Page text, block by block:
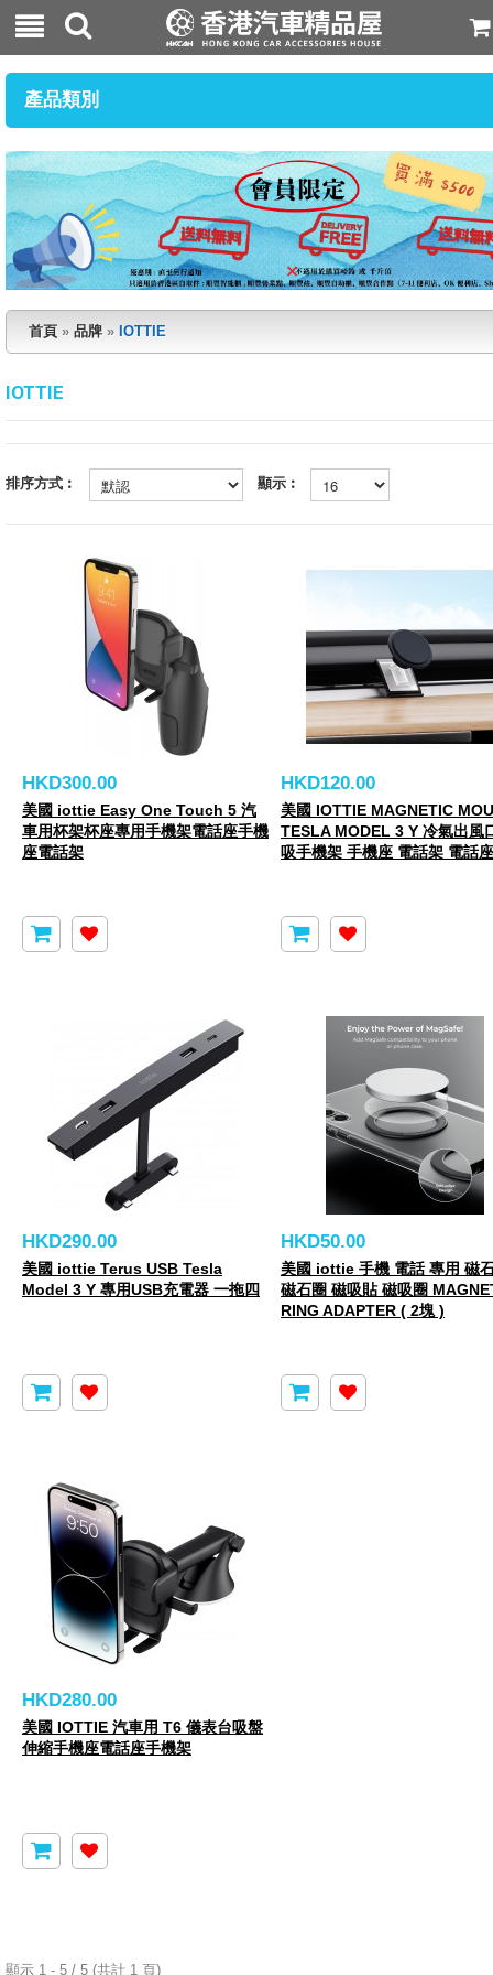
產品類別
首頁 » 品牌 » IOTTIE
IOTTIE
排序方式︰ 顯示︰
HKD300.00
美國 iottie Easy One Touch 5 汽
車用杯架杯座專用手機架電話座手機
座電話架
HKD120.00
美國 IOTTIE MAGNETIC
TESLA MODEL 3 Y 冷氣出風
吸手機架 手機座 電話架 電話座
HKD290.00
美國 iottie Terus USB Tesla
Model 3 Y 專用USB充電器 一拖四
HKD50.00
美國 iottie 手機 電話 專用 磁
磁石圈 磁吸貼 磁吸圈
RING ADAPTER ( 2塊 )
HKD280.00
美國 IOTTIE 汽車用 T6 儀表台吸盤
伸縮手機座電話座手機架
顯示 1 - 5 / 5 (共計 1 頁)